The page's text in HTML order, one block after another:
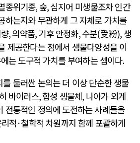
종위기종, 숲,심지어 미생물조차 인간
하는지와 무관하게 그 자체로 가치를
,의약품,기후 안정화,수분(受粉), 생
제공한다는 점에서 생물다양성을 이
는 도구적 가치를 부여하는 셈이다.
둘러싼 논의는 더 이상 단순한 생물
바이러스,합성 생물체, 나아가 외계
전통적인 정의에 도전하는 사례들을
적 ·철학적 차원까지 함께 포괄하게